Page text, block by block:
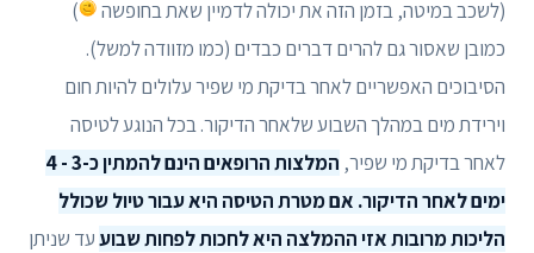
(לשכב במיטה, בזמן הזה את יכולה לדמיין שאת בחופשה
)
כמובן שאסור גם להרים דברים כבדים (כמו מזוודה למשל).
הסיבוכים האפשריים לאחר בדיקת מי שפיר עלולים להיות חום
וירידת מים במהלך השבוע שלאחר הדיקור. בכל הנוגע לטיסה
לאחר בדיקת מי שפיר,
המלצות הרופאים הינם להמתין כ-3 - 4
ימים לאחר הדיקור. אם מטרת הטיסה היא עבור טיול שכולל
הליכות מרובות אזי ההמלצה היא לחכות לפחות שבועעד שניתן